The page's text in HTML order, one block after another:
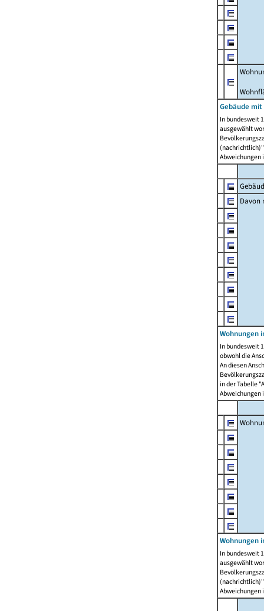
Gebäude
In bundesweit
ausgewählt
Abweichungen
Davon
Wohnungen
In bundesweit
obwohl die
An diesen
in der Tabelle
Abweichungen
Wohnungen
In bundesweit
ausgewählt
Abweichungen